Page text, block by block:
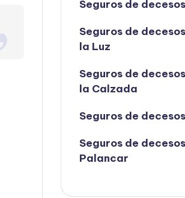
Seguros de
Seguros de
la Luz
Seguros de
la Calzada
Seguros de
Seguros de
Palancar